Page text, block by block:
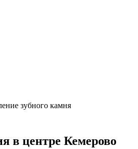
зубного камня
в центре Кемерово